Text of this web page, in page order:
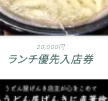
20,000円
ランチ優先入店券